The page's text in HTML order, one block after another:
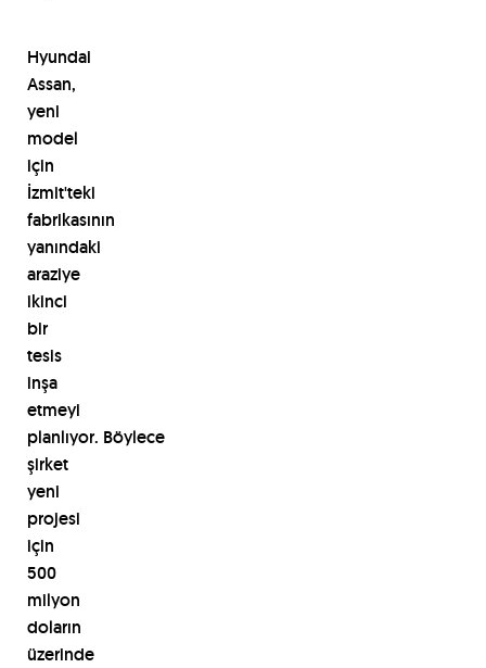
Hyundai
Assan,
yeni
model
için
İzmit'teki
fabrikasının
yanındaki
araziye
ikinci
bir
tesis
inşa
etmeyi
planlıyor. Böylece
şirket
yeni
projesi
için
500
milyon
doların
üzerinde